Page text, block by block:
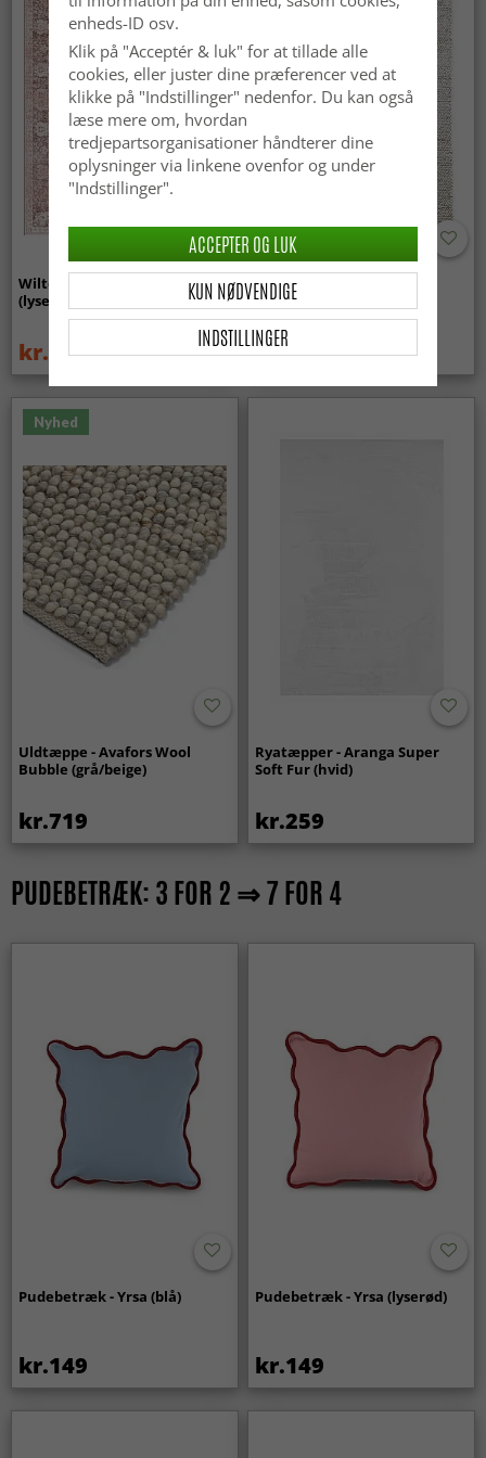
Wilton-tæppe - Gombalia
(lyserød)
kr.339 kr.449
Uldtæppe - Avafors Wool
Bubble (natural)
kr.719
Nyhed
Uldtæppe - Avafors Wool
Bubble (grå/beige)
kr.719
Ryatæpper - Aranga Super
Soft Fur (hvid)
kr.259
PUDEBETRÆK: 3 FOR 2 ⇒ 7 FOR 4
Pudebetræk - Yrsa (blå)
kr.149
Pudebetræk - Yrsa (lyserød)
kr.149
enheds-ID osv.
Klik på "Acceptér & luk" for at tillade alle
cookies, eller juster dine præferencer ved at
klikke på "Indstillinger" nedenfor. Du kan også
læse mere om, hvordan
tredjepartsorganisationer håndterer dine
oplysninger via linkene ovenfor og under
"Indstillinger".
INDSTILLINGER
KUN NØDVENDIGE
ACCEPTER OG LUK